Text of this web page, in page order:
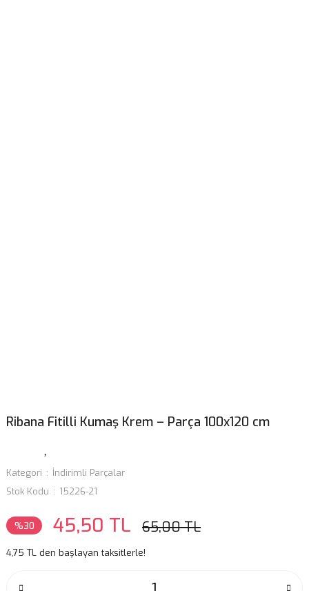
Ribana Fitilli Kumaş Krem – Parça 100x120 cm
Kategori
İndirimli Parçalar
Stok Kodu
15226-21
%30 45,50 TL 65,00 TL
4,75 TL den başlayan taksitlerle!